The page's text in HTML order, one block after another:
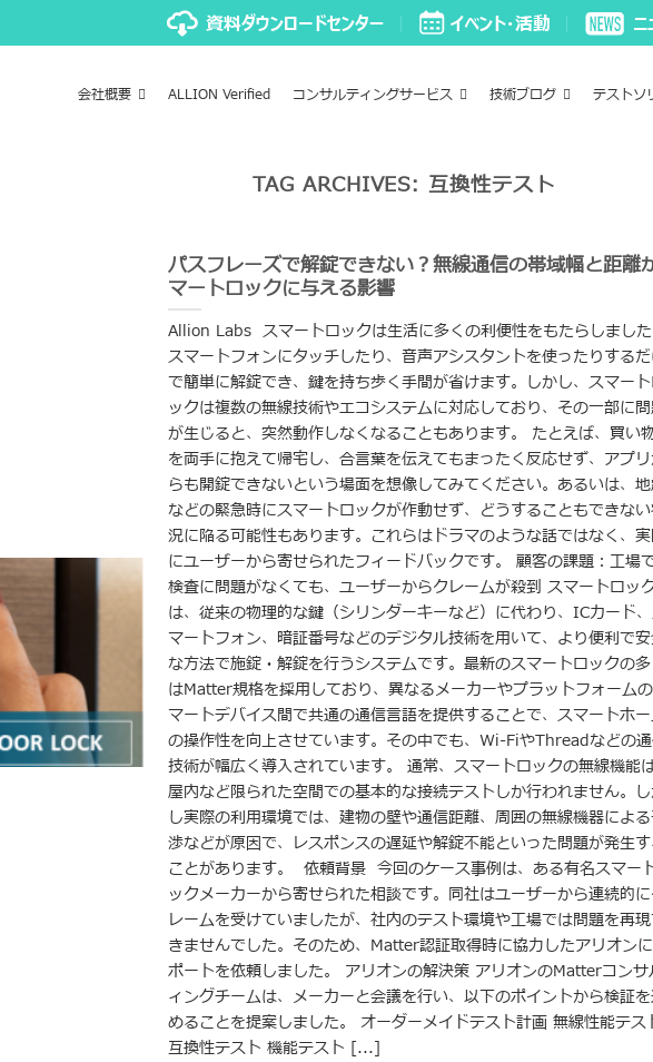
会社概要 ALLION Verified コンサルティングサービス 技術ブログ テストソ
TAG ARCHIVES:互換性テスト
パスフレーズで解錠できない？無線通信の帯域幅と距離
マートロックに与える影響
Allion Labs スマートロックは生活に多くの利便性をもたらしまし
スマートフォンにタッチしたり、音声アシスタントを使ったりする
で簡単に解錠でき、鍵を持ち歩く手間が省けます。しかし、スマー
ックは複数の無線技術やエコシステムに対応しており、その一部に
が生じると、突然動作しなくなることもあります。 たとえば、買い
を両手に抱えて帰宅し、合言葉を伝えてもまったく反応せず、アプ
らも開錠できないという場面を想像してみてください。あるいは、
などの緊急時にスマートロックが作動せず、どうすることもできな
況に陥る可能性もあります。これらはドラマのような話ではなく、
にユーザーから寄せられたフィードバックです。 顧客の課題：工場
検査に問題がなくても、ユーザーからクレームが殺到 スマートロッ
は、従来の物理的な鍵（シリンダーキーなど）に代わり、ICカード
マートフォン、暗証番号などのデジタル技術を用いて、より便利で
な方法で施錠・解錠を行うシステムです。最新のスマートロックの
はMatter規格を採用しており、異なるメーカーやプラットフォーム
マートデバイス間で共通の通信言語を提供することで、スマートホ
の操作性を向上させています。その中でも、Wi-FiやThreadなどの
技術が幅広く導入されています。 通常、スマートロックの無線機能
屋内など限られた空間での基本的な接続テストしか行われません。
し実際の利用環境では、建物の壁や通信距離、周囲の無線機器によ
渉などが原因で、レスポンスの遅延や解錠不能といった問題が発生
ことがあります。 依頼背景 今回のケース事例は、ある有名スマー
ックメーカーから寄せられた相談です。同社はユーザーから連続的
レームを受けていましたが、社内のテスト環境や工場では問題を再
きませんでした。そのため、Matter認証取得時に協力したアリオン
ポートを依頼しました。 アリオンの解決策 アリオンのMatterコンサ
ィングチームは、メーカーと会議を行い、以下のポイントから検証
めることを提案しました。 オーダーメイドテスト計画 無線性能テス
互換性テスト 機能テスト [...]